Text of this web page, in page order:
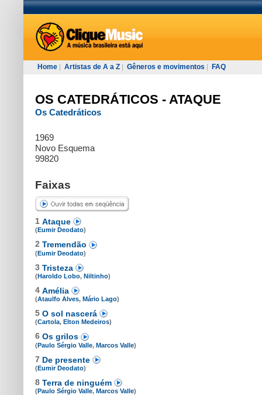
Home Artistas de A a Z Gêneros e movimentos FAQ
OS CATEDRÁTICOS - ATAQUE
Os Catedráticos
1969
Novo Esquema
99820
Faixas
1 Ataque
(Eumir Deodato)
2 Tremendão
(Eumir Deodato)
3 Tristeza
(Haroldo Lobo, Niltinho)
4 Amélia
(Ataulfo Alves, Mário Lago)
5 O sol nascerá
(Cartola, Elton Medeiros)
6 Os grilos
(Paulo Sérgio Valle, Marcos Valle)
7 De presente
(Eumir Deodato)
8 Terra de ninguém
(Paulo Sérgio Valle, Marcos Valle)